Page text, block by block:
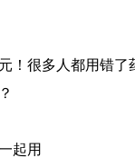
！很多人都用错了
起用